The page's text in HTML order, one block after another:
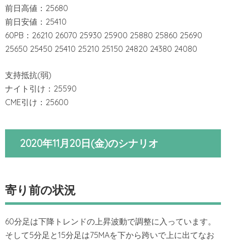
前日高値：25680
前日安値：25410
60PB：26210 26070 25930 25900 25880 25860 25690
25650 25450 25410 25210 25150 24820 24380 24080
支持抵抗(弱)
ナイト引け：25590
CME引け：25600
2020年11月20日(金)のシナリオ
寄り前の状況
60分足は下降トレンドの上昇波動で調整に入っています。
そして5分足と15分足は75MAを下から跨いで上に出てなお